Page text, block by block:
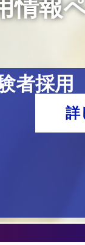
情報
者採用
詳